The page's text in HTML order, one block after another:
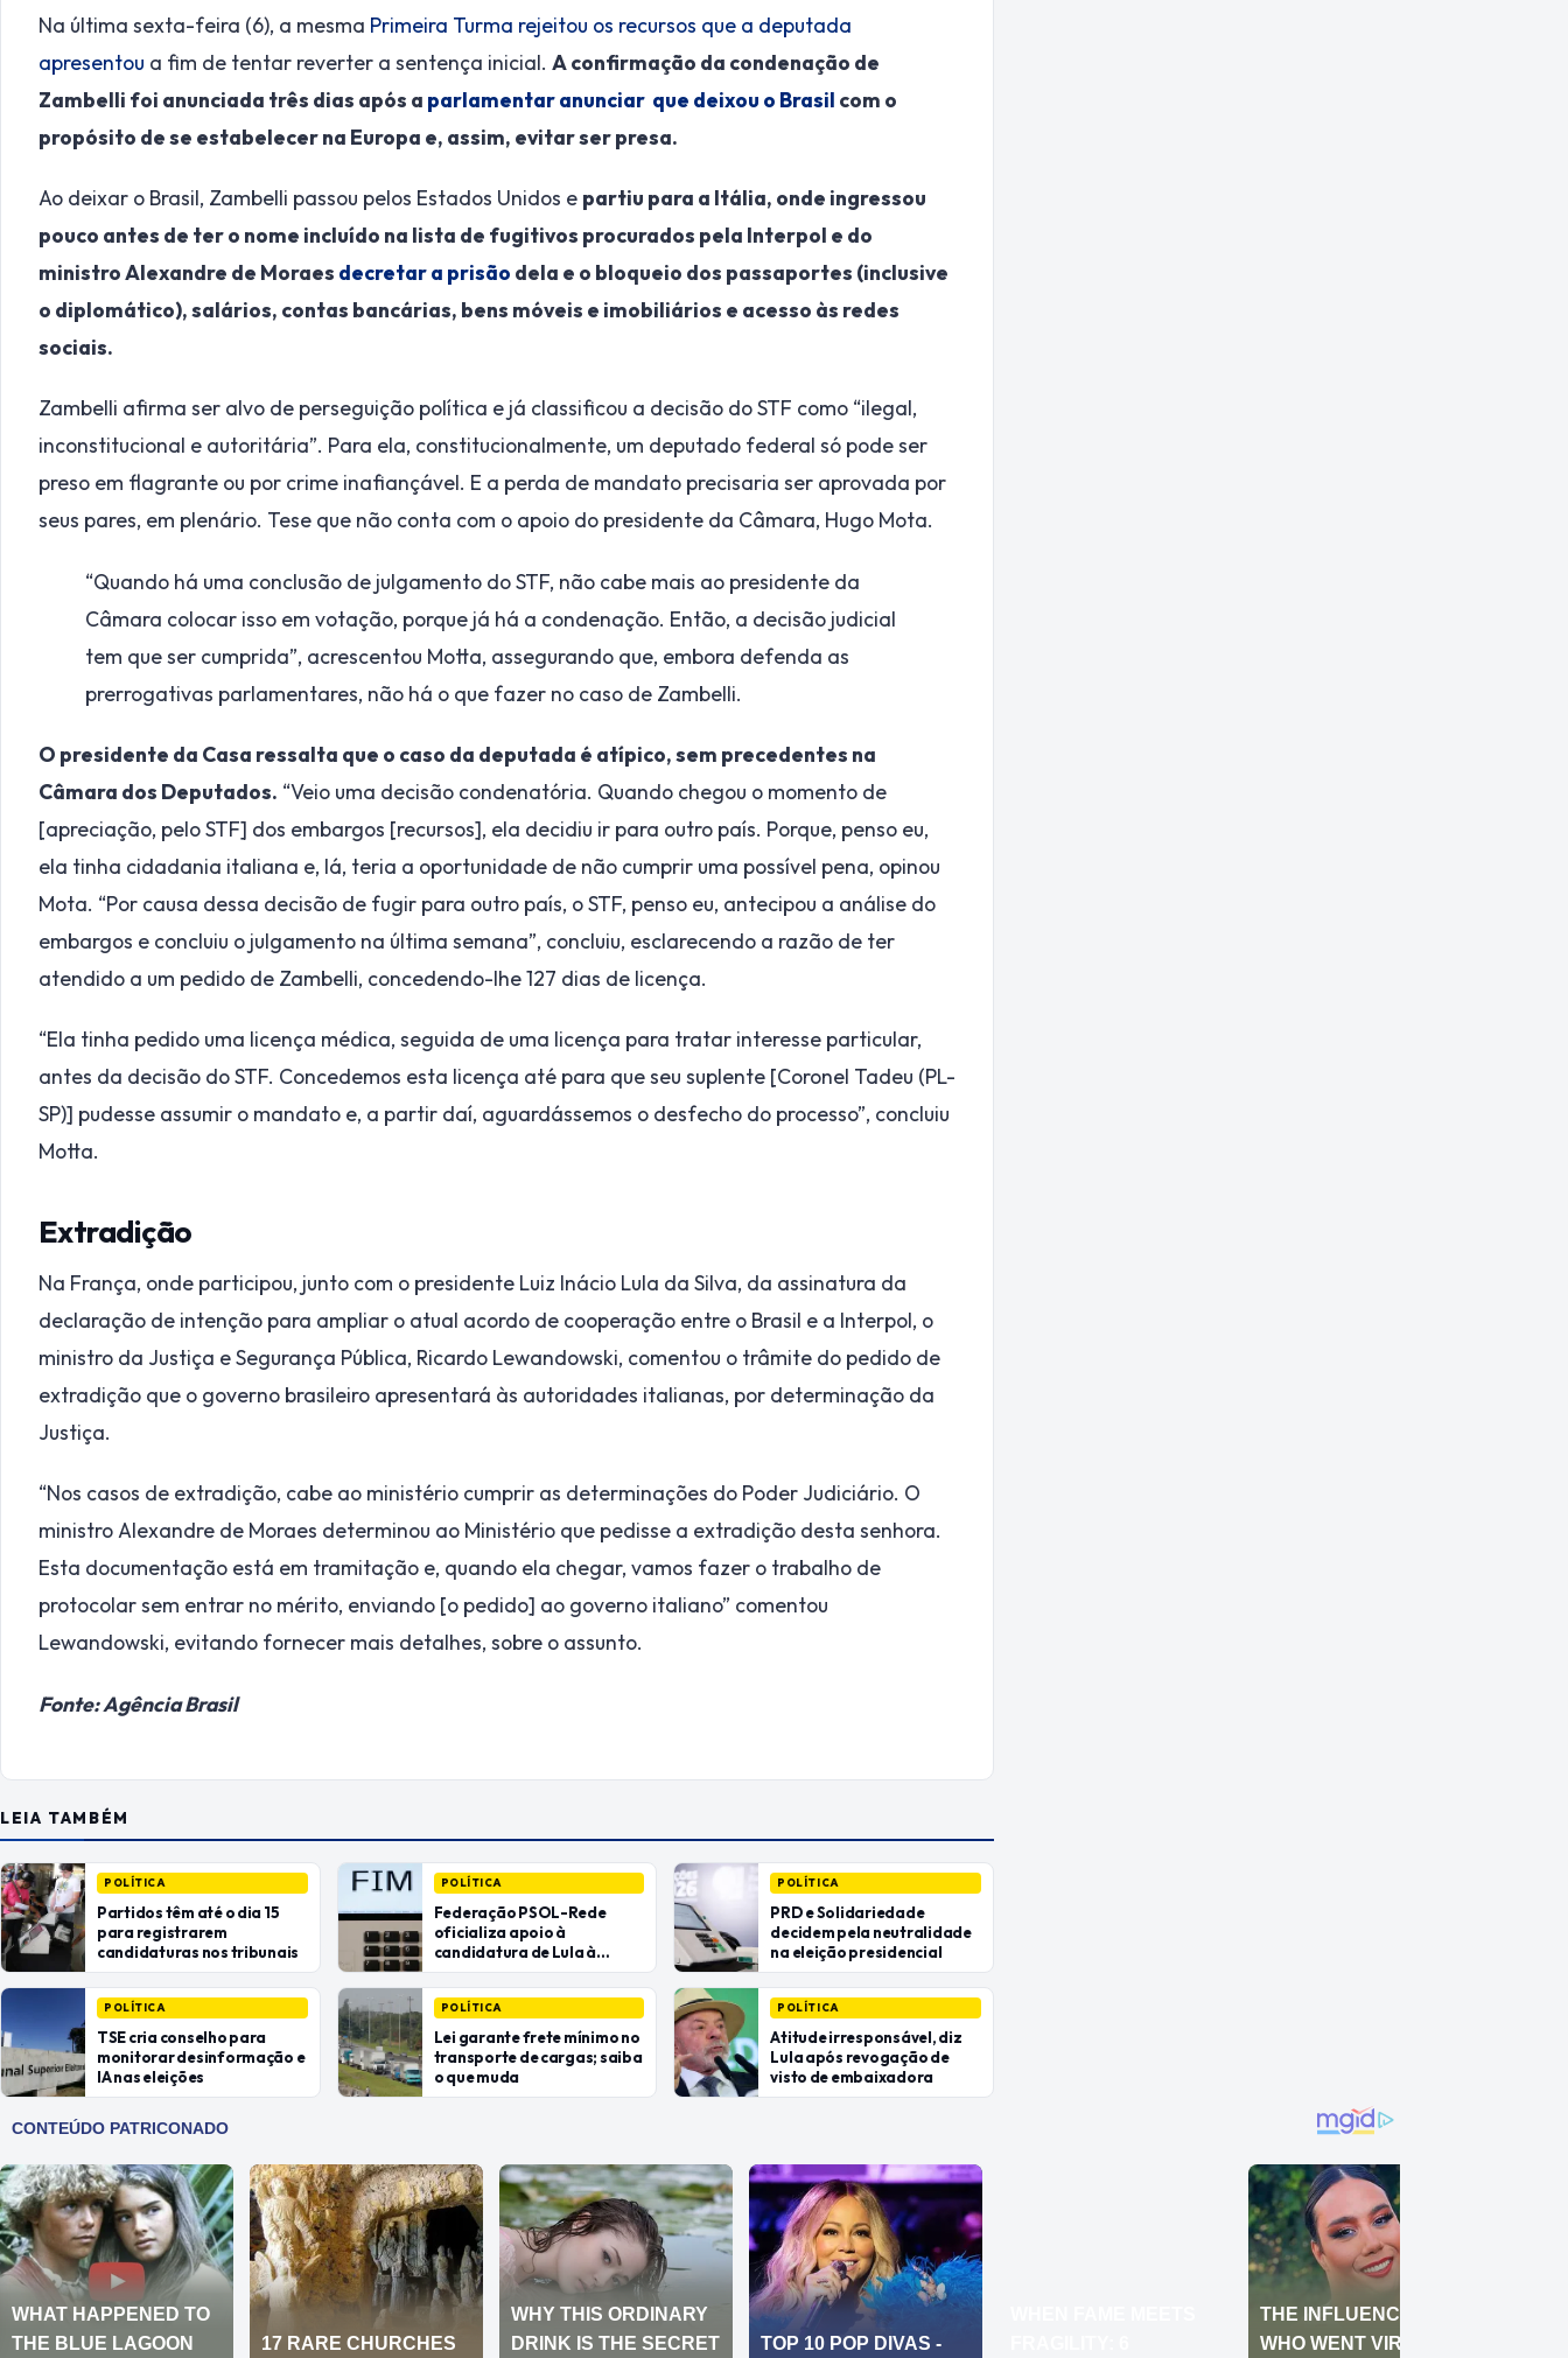
Na última sexta-feira (6), a mesma Primeira Turma rejeitou os recursos que a deputada
apresentou a fim de tentar reverter a sentença inicial. A confirmação da condenação de
Zambelli foi anunciada três dias após a parlamentar anunciar que deixou o Brasil com o
propósito de se estabelecer na Europa e, assim, evitar ser presa.
Ao deixar o Brasil, Zambelli passou pelos Estados Unidos e partiu para a Itália, onde ingressou
pouco antes de ter o nome incluído na lista de fugitivos procurados pela Interpol e do
ministro Alexandre de Moraes decretar a prisão dela e o bloqueio dos passaportes (inclusive
o diplomático), salários, contas bancárias, bens móveis e imobiliários e acesso às redes
sociais.
Zambelli afirma ser alvo de perseguição política e já classificou a decisão do STF como “ilegal,
inconstitucional e autoritária”. Para ela, constitucionalmente, um deputado federal só pode ser
preso em flagrante ou por crime inafiançável. E a perda de mandato precisaria ser aprovada por
seus pares, em plenário. Tese que não conta com o apoio do presidente da Câmara, Hugo Mota.
“Quando há uma conclusão de julgamento do STF, não cabe mais ao presidente da
Câmara colocar isso em votação, porque já há a condenação. Então, a decisão judicial
tem que ser cumprida”, acrescentou Motta, assegurando que, embora defenda as
prerrogativas parlamentares, não há o que fazer no caso de Zambelli.
O presidente da Casa ressalta que o caso da deputada é atípico, sem precedentes na
Câmara dos Deputados. “Veio uma decisão condenatória. Quando chegou o momento de
[apreciação, pelo STF] dos embargos [recursos], ela decidiu ir para outro país. Porque, penso eu,
ela tinha cidadania italiana e, lá, teria a oportunidade de não cumprir uma possível pena, opinou
Mota. “Por causa dessa decisão de fugir para outro país, o STF, penso eu, antecipou a análise do
embargos e concluiu o julgamento na última semana”, concluiu, esclarecendo a razão de ter
atendido a um pedido de Zambelli, concedendo-lhe 127 dias de licença.
“Ela tinha pedido uma licença médica, seguida de uma licença para tratar interesse particular,
antes da decisão do STF. Concedemos esta licença até para que seu suplente [Coronel Tadeu (PL-
SP)] pudesse assumir o mandato e, a partir daí, aguardássemos o desfecho do processo”, concluiu
Motta.
Extradição
Na França, onde participou, junto com o presidente Luiz Inácio Lula da Silva, da assinatura da
declaração de intenção para ampliar o atual acordo de cooperação entre o Brasil e a Interpol, o
ministro da Justiça e Segurança Pública, Ricardo Lewandowski, comentou o trâmite do pedido de
extradição que o governo brasileiro apresentará às autoridades italianas, por determinação da
Justiça.
“Nos casos de extradição, cabe ao ministério cumprir as determinações do Poder Judiciário. O
ministro Alexandre de Moraes determinou ao Ministério que pedisse a extradição desta senhora.
Esta documentação está em tramitação e, quando ela chegar, vamos fazer o trabalho de
protocolar sem entrar no mérito, enviando [o pedido] ao governo italiano” comentou
Lewandowski, evitando fornecer mais detalhes, sobre o assunto.
Fonte: Agência Brasil
LEIA TAMBÉM
POLÍTICA
Partidos têm até o dia 15
para registrarem
candidaturas nos tribunais
POLÍTICA
TSE cria conselho para
monitorar desinformação e
IA nas eleições
POLÍTICA
Federação PSOL-Rede
oficializa apoio à
candidatura de Lula à
reeleição
POLÍTICA
Lei garante frete mínimo no
transporte de cargas; saiba
o que muda
POLÍTICA
PRD e Solidariedade
decidem pela neutralidade
na eleição presidencial
POLÍTICA
Atitude irresponsável, diz
Lula após revogação de
visto de embaixadora